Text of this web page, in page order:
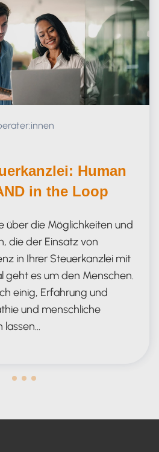
Human
in the Loop
über die Möglichkeiten und
die der Einsatz von
in Ihrer Steuerkanzlei mit
geht es um den Menschen.
einig, Erfahrung und
und menschliche
lassen…